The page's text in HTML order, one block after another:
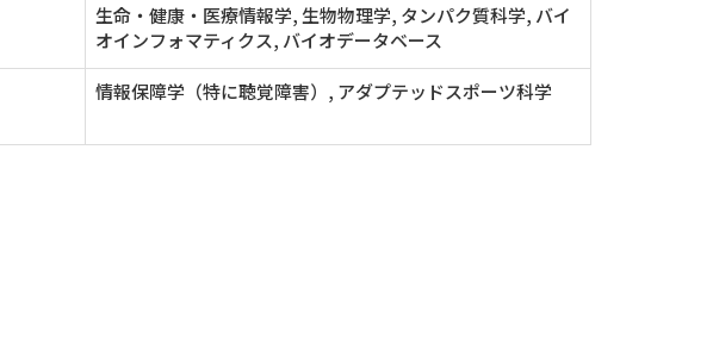
生命・健康・医療情報学, 生物物理学, タンパク質科学, バイ
オインフォマティクス, バイオデータベース
情報保障学（特に聴覚障害）, アダプテッドスポーツ科学